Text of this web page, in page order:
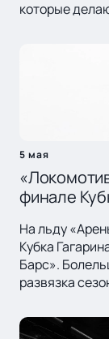
которые
5 мая
финале
На льду
Кубка
Барс».
развязка